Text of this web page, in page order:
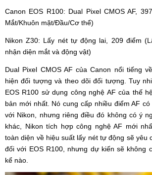
Canon EOS R100: Dual Pixel CMOS AF,
Mắt/Khuôn mặt/Đầu/Cơ thể)
Nikon Z30: Lấy nét tự động lai, 209 điểm
nhận diện mắt và động vật)
Dual Pixel CMOS AF của Canon nổi tiếng
hiện đối tượng và theo dõi đối tượng. Tuy
EOS R100 sử dụng công nghệ AF của thế
bản mới nhất. Nó cung cấp nhiều điểm AF
với Nikon, nhưng riêng điều đó không có ý
khác, Nikon tích hợp công nghệ AF mới
toàn diện về hiệu suất lấy nét tự động sẽ yêu
đối với EOS R100, nhưng dự kiến sẽ không
kể nào.